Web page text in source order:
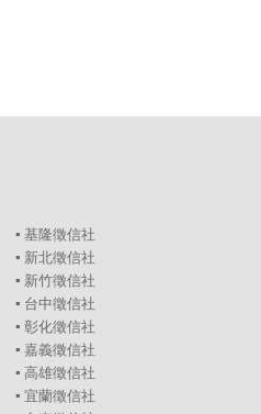
▪ 基隆徵信社
▪ 新北徵信社
▪ 新竹徵信社
▪ 台中徵信社
▪ 彰化徵信社
▪ 嘉義徵信社
▪ 高雄徵信社
▪ 宜蘭徵信社